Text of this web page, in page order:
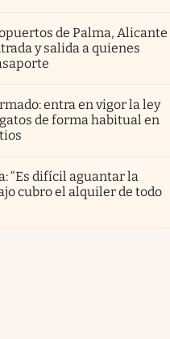
de Palma, Alicante
y salida a quienes
entra en vigor la ley
de forma habitual en
“Es difícil aguantar la
cubro el alquiler de todo